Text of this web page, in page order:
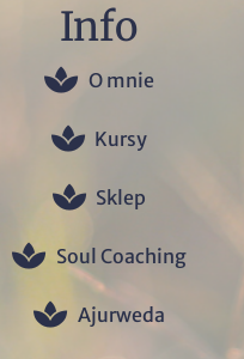
Info
O mnie
Kursy
Sklep
Soul Coaching
Ajurweda